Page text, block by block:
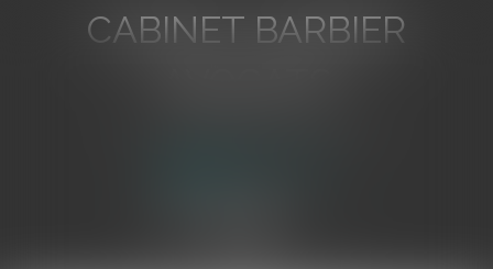
CABINET BARBIER